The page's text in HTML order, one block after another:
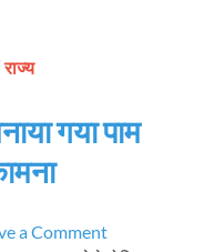
राज्य
गया पाम
a Comment